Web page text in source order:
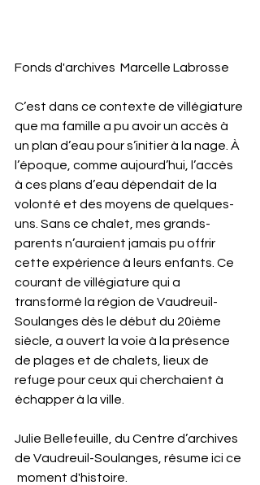
Fonds d'archives  Marcelle Labrosse
C’est dans ce contexte de villégiature
que ma famille a pu avoir un accès à
un plan d’eau pour s’initier à la nage. À
l’époque, comme aujourd’hui, l’accès
à ces plans d’eau dépendait de la
volonté et des moyens de quelques-
uns. Sans ce chalet, mes grands-
parents n’auraient jamais pu offrir
cette expérience à leurs enfants. Ce
courant de villégiature qui a
transformé la région de Vaudreuil-
Soulanges dès le début du 20ième
siècle, a ouvert la voie à la présence
de plages et de chalets, lieux de
refuge pour ceux qui cherchaient à
échapper à la ville.
Julie Bellefeuille, du Centre d’archives
de Vaudreuil-Soulanges, résume ici ce
moment d'histoire.